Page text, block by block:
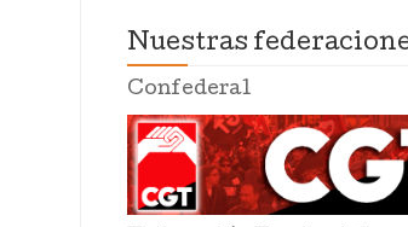
Nuestras
Confederal